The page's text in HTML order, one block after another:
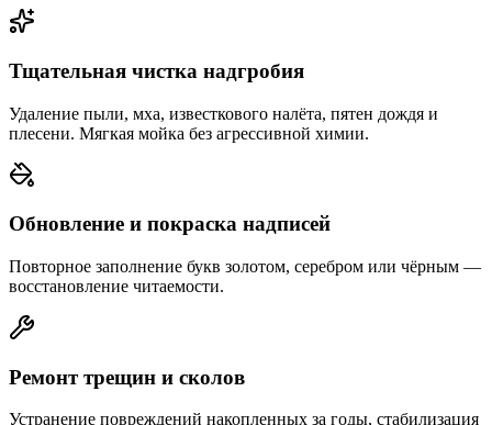
Тщательная чистка надгробия
Удаление пыли, мха, известкового налёта, пятен дождя и
плесени. Мягкая мойка без агрессивной химии.
Обновление и покраска надписей
Повторное заполнение букв золотом, серебром или чёрным —
восстановление читаемости.
Ремонт трещин и сколов
Устранение повреждений накопленных за годы, стабилизация